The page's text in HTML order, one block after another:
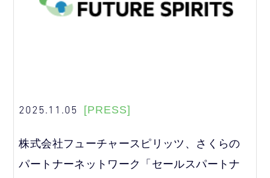
2025.11.05 [PRESS]
株式会社フューチャースピリッツ、さくらの
パートナーネットワーク「セールスパートナ